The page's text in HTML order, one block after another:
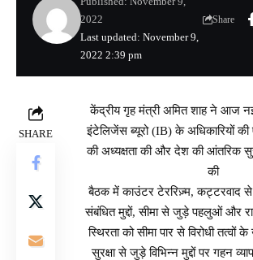
Last updated: November 9,
2022 2:39 pm
2022
Share
SHARE
केंद्रीय गृह मंत्री अमित शाह ने आज
इंटेलिजेंस ब्यूरो (IB) के अधिकारियों
की अध्यक्षता की और देश की आंतरिक
की
बैठक में काउंटर टेररिज़्म, कट्टरवाद से
संबंधित मुद्दों, सीमा से जुड़े पहलुओं और
स्थिरता को सीमा पार से विरोधी तत्वों
सुरक्षा से जुड़े विभिन्न मुद्दों पर गहन